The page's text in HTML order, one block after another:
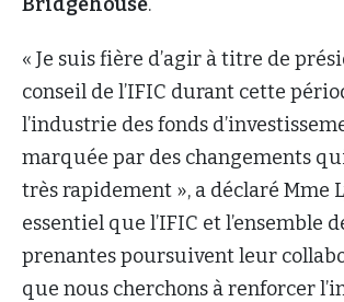
« Je suis fière d’agir à titre de
conseil de l’IFIC durant cette
l’industrie des fonds
marquée par des changements
très rapidement », a déclaré Mme
essentiel que l’IFIC et l’ensemble
prenantes poursuivent leur
que nous cherchons à renforcer